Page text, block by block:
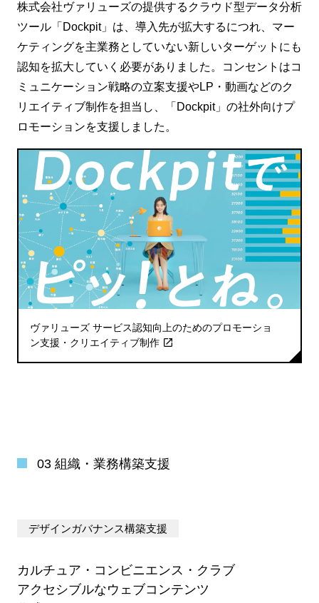
株式会社ヴァリューズの提供するクラウド型データ分析
ツール「Dockpit」は、導入先が拡大するにつれ、マー
ケティングを主業務としていない新しいターゲットにも
認知を拡大していく必要がありました。コンセントはコ
ミュニケーション戦略の立案支援やLP・動画などのク
リエイティブ制作を担当し、「Dockpit」の社外向けプ
ロモーションを支援しました。
ヴァリューズ サービス認知向上のためのプロモーショ
ン支援・クリエイティブ制作
03 組織・業務構築支援
デザインガバナンス構築支援
カルチュア・コンビニエンス・クラブ
アクセシブルなウェブコンテンツ